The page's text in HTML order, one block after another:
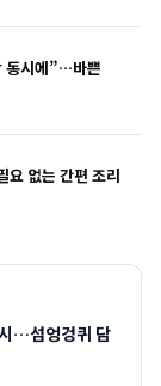
동시에”…바쁜
요 없는 간편 조리
…섬엉겅퀴 담